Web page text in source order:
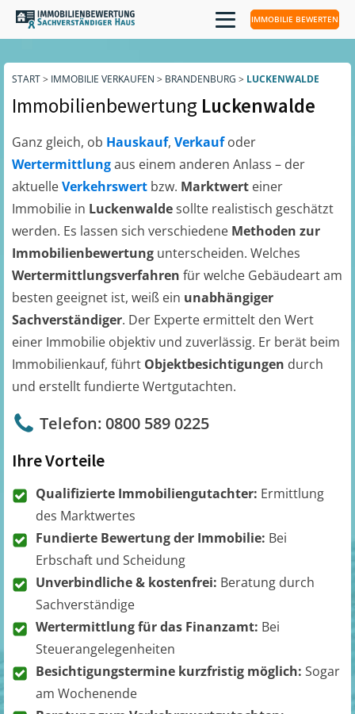
IMMOBILIE BEWERTEN
START> IMMOBILIE VERKAUFEN > BRANDENBURG > LUCKENWALDE
Immobilienbewertung Luckenwalde
Ganz gleich, ob Hauskauf, Verkaufoder
Wertermittlungaus einem anderen Anlass – der
aktuelleVerkehrswert bzw. Marktwert einer
Immobilie in Luckenwaldesollte realistisch geschätzt
werden. Es lassen sich verschiedene Methoden zur
Immobilienbewertung unterscheiden. Welches
Wertermittlungsverfahren für welche Gebäudeart am
besten geeignet ist, weiß ein unabhängiger
Sachverständiger. Der Experte ermittelt den Wert
einer Immobilie objektiv und zuverlässig. Er berät beim
Immobilienkauf, führt Objektbesichtigungen durch
und erstellt fundierte Wertgutachten.
Telefon: 0800 589 0225
Ihre Vorteile
Qualifizierte Immobiliengutachter: Ermittlung
des Marktwertes
Fundierte Bewertung der Immobilie: Bei
Erbschaft und Scheidung
Unverbindliche & kostenfrei: Beratung durch
Sachverständige
Wertermittlung für das Finanzamt: Bei
Steuerangelegenheiten
Besichtigungstermine kurzfristig möglich: Sogar
am Wochenende